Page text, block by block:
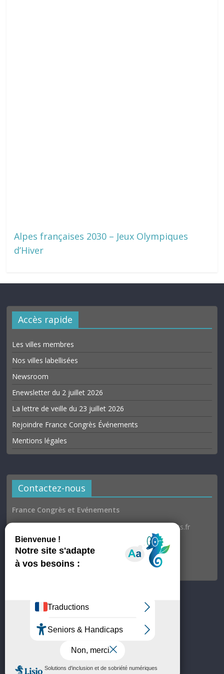
Alpes françaises 2030 – Jeux Olympiques
d’Hiver
Accès rapide
Les villes membres
Nos villes labellisées
Newsroom
Enewsletter du 2 juillet 2026
La lettre de veille du 23 juillet 2026
Rejoindre France Congrès Événements
Mentions légales
Contactez-nous
France Congrès et Evénements
Email : communication@france-congres-evenements.fr
Heures d’ouverture
Du lundi au jeudi : 9h30–17h
Vendredi : 9h30–17h00
Site hébergé par OVH